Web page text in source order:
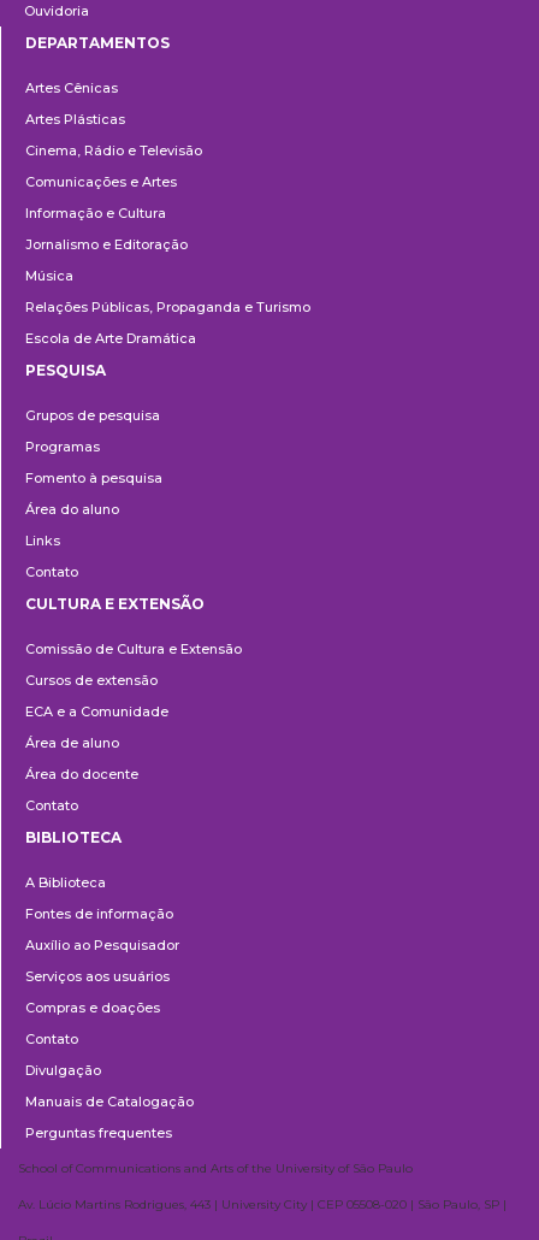
Ouvidoria
DEPARTAMENTOS
Artes Cênicas
Artes Plásticas
Cinema, Rádio e Televisão
Comunicações e Artes
Informação e Cultura
Jornalismo e Editoração
Música
Relações Públicas, Propaganda e Turismo
Escola de Arte Dramática
PESQUISA
Grupos de pesquisa
Programas
Fomento à pesquisa
Área do aluno
Links
Contato
e
Extensão
CULTURA E EXTENSÃO
Comissão de Cultura e Extensão
Cursos de extensão
ECA e a Comunidade
Área de aluno
Área do docente
Contato
BIBLIOTECA
A Biblioteca
Fontes de informação
Auxílio ao Pesquisador
Serviços aos usuários
Compras e doações
Contato
Divulgação
Manuais de Catalogação
Perguntas frequentes
School of Communications and Arts of the University of São Paulo
Av. Lúcio Martins Rodrigues, 443 | University City | CEP 05508-020 | São Paulo, SP |